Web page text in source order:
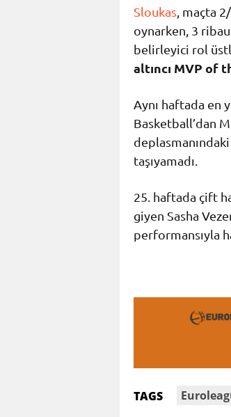
Sloukas , maçta
oynarken, 3
belirleyici rol
altıncı MVP of
Aynı haftada en
Basketball’dan
taşıyamadı.
25. haftada çift
giyen Sasha
performansıyla
TAGS